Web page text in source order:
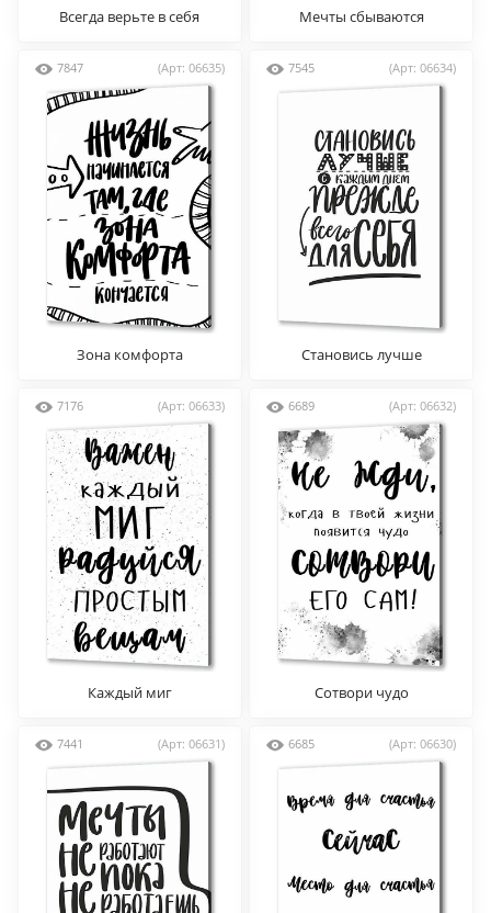
Всегда верьте в себя Мечты сбываются
7847 (Арт: 06635)
Зона комфорта
7545 (Арт: 06634)
Становись лучше
7176 (Арт: 06633)
Каждый миг
6689 (Арт: 06632)
Сотвори чудо
7441 (Арт: 06631) 6685 (Арт: 06630)